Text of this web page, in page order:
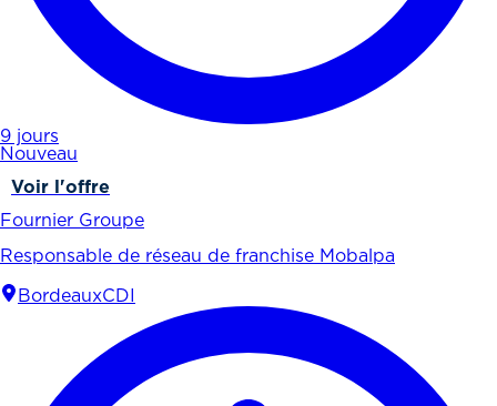
9 jours
Nouveau
Voir l'offre
Fournier Groupe
Responsable de réseau de franchise Mobalpa
BordeauxCDI